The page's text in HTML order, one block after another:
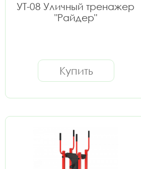
УТ-08 Уличный тренажер
"Райдер"
Купить